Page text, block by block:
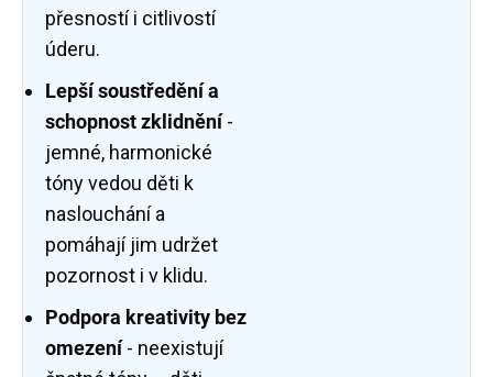
přesností i citlivostí
úderu.
Lepší soustředění a
schopnost zklidnění-
jemné, harmonické
tóny vedou děti k
naslouchání a
pomáhají jim udržet
pozornost i v klidu.
Podpora kreativity bez
omezení- neexistují